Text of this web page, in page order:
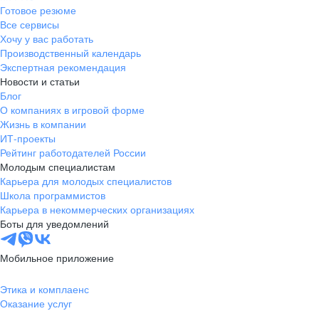
Готовое резюме
Все сервисы
Хочу у вас работать
Производственный календарь
Экспертная рекомендация
Новости и статьи
Блог
О компаниях в игровой форме
Жизнь в компании
ИТ-проекты
Рейтинг работодателей России
Молодым специалистам
Карьера для молодых специалистов
Школа программистов
Карьера в некоммерческих организациях
Боты для уведомлений
Мобильное приложение
Этика и комплаенс
Оказание услуг